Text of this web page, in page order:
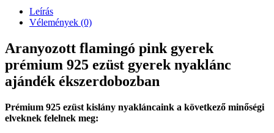
Leírás
Vélemények (0)
Aranyozott flamingó pink gyerek
prémium 925 ezüst gyerek nyaklánc
ajándék ékszerdobozban
Prémium 925 ezüst kislány nyakláncaink a következő minőségi
elveknek felelnek meg: